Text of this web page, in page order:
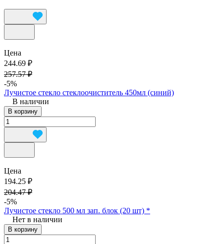
Цена
244.69 ₽
257.57 ₽
-5%
Лучистое стекло стеклоочиститель 450мл (синий)
В наличии
В корзину
Цена
194.25 ₽
204.47 ₽
-5%
Лучистое стекло 500 мл зап. блок (20 шт) *
Нет в наличии
В корзину